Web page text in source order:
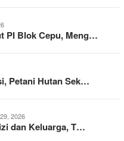
PI Blok Cepu, Meng…
Petani Hutan Sek…
2026
dan Keluarga, T…